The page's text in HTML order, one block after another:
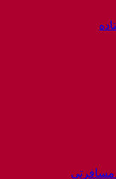
مسافرتی